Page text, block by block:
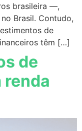
brasileira —,
Brasil. Contudo,
de
têm […]
de